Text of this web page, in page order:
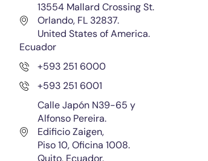
13554 Mallard Crossing St.
Orlando, FL 32837.
United States of America.
Ecuador
+593 251 6000
+593 251 6001
Calle Japón N39-65 y
Alfonso Pereira.
Edificio Zaigen,
Piso 10, Oficina 1008.
Quito, Ecuador.